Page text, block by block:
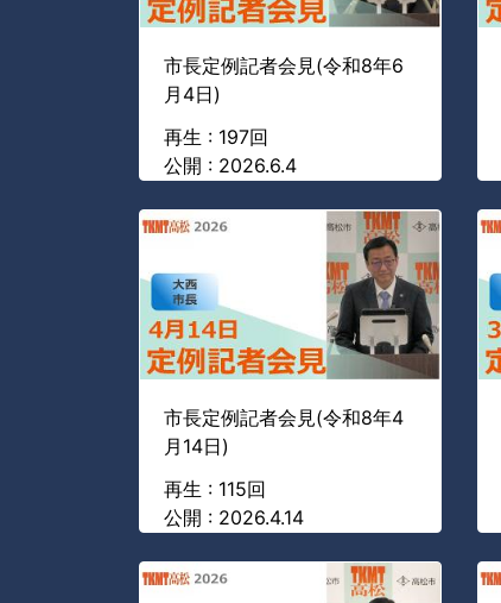
市長定例記者会見(令和8年6
月4日)
再生 : 197回
公開 : 2026.6.4
市長定例記者会見(令和8年4
月14日)
再生 : 115回
公開 : 2026.4.14